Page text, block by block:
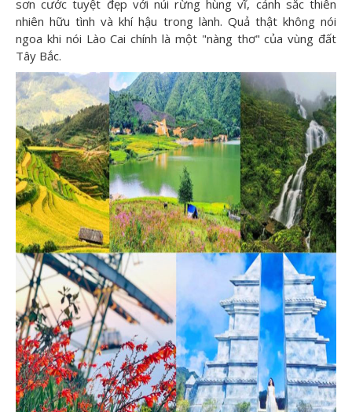
sơn cước tuyệt đẹp với núi rừng hùng vĩ, cảnh sắc thiên
nhiên hữu tình và khí hậu trong lành. Quả thật không nói
ngoa khi nói Lào Cai chính là một "nàng thơ" của vùng đất
Tây Bắc.